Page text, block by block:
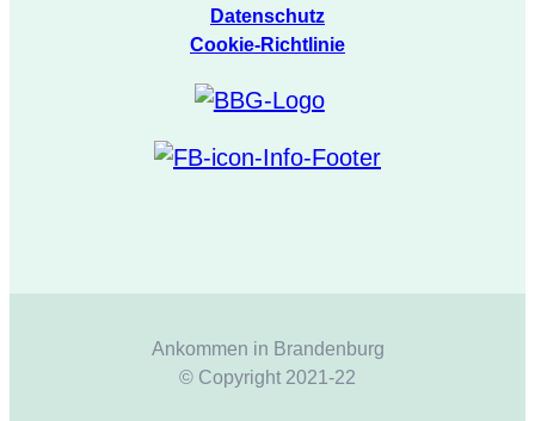
Datenschutz
Cookie-Richtlinie
Ankommen in Brandenburg
© Copyright 2021-22